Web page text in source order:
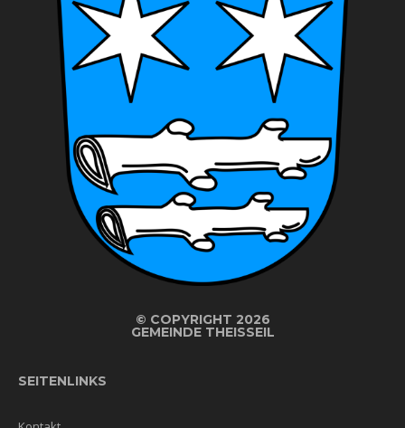
© COPYRIGHT 2026
GEMEINDE THEISSEIL
SEITENLINKS